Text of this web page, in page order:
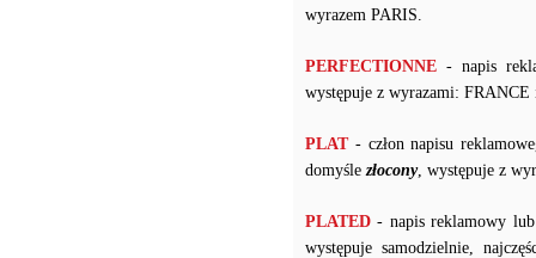
wyrazem PARIS.
PERFECTIONNE - napis
występuje z wyrazami:
PLAT- człon napisu
domyślezłocony, występuje z
PLATED - napis reklamowy
występuje samodzielnie,